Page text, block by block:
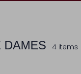
DAMES 4 items